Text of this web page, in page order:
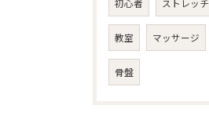
初心者 ストレッチ
教室 マッサージ
骨盤